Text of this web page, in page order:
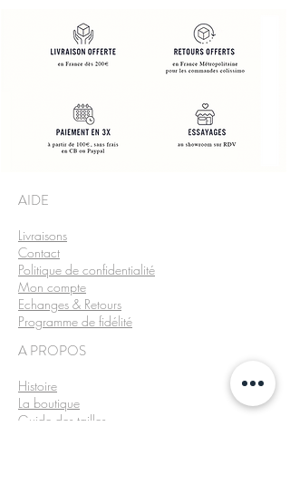
AIDE​
Livraisons
Contact
Politique de confidentialité
Mon compte
Echanges & Retours
Programme de fidélité
A PROPOS
Histoire
La boutique
Guide des tailles